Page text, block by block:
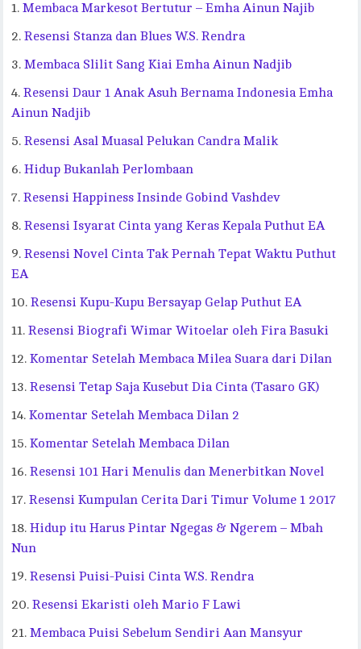
Membaca Markesot Bertutur – Emha Ainun Najib
Resensi Stanza dan Blues W.S. Rendra
Membaca Slilit Sang Kiai Emha Ainun Nadjib
Resensi Daur 1 Anak Asuh Bernama Indonesia Emha
Ainun Nadjib
Resensi Asal Muasal Pelukan Candra Malik
Hidup Bukanlah Perlombaan
Resensi Happiness Insinde Gobind Vashdev
Resensi Isyarat Cinta yang Keras Kepala Puthut EA
Resensi Novel Cinta Tak Pernah Tepat Waktu Puthut
EA
Resensi Kupu-Kupu Bersayap Gelap Puthut EA
Resensi Biografi Wimar Witoelar oleh Fira Basuki
Komentar Setelah Membaca Milea Suara dari Dilan
Resensi Tetap Saja Kusebut Dia Cinta (Tasaro GK)
Komentar Setelah Membaca Dilan 2
Komentar Setelah Membaca Dilan
Resensi 101 Hari Menulis dan Menerbitkan Novel
Resensi Kumpulan Cerita Dari Timur Volume 1 2017
Hidup itu Harus Pintar Ngegas & Ngerem – Mbah
Nun
Resensi Puisi-Puisi Cinta W.S. Rendra
Resensi Ekaristi oleh Mario F Lawi
Membaca Puisi Sebelum Sendiri Aan Mansyur